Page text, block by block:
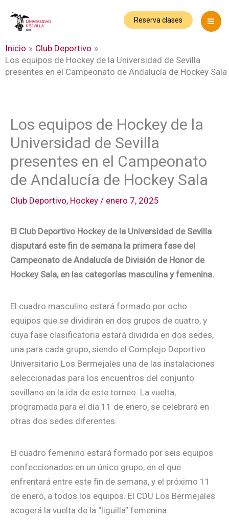
Reserva clases
Inicio
Club Deportivo
Los equipos de Hockey de la Universidad de Sevilla
presentes en el Campeonato de Andalucía de Hockey Sala
Los equipos de Hockey de la
Universidad de Sevilla
presentes en el Campeonato
de Andalucía de Hockey Sala
Club Deportivo, Hockey / enero 7, 2025
El Club Deportivo Hockey de la Universidad de Sevilla
disputará este fin de semana la primera fase del
Campeonato de Andalucía de División de Honor de
Hockey Sala, en las categorías masculina y femenina.
El cuadro masculino estará formado por ocho
equipos que se dividirán en dos grupos de cuatro, y
cuya fase clasificatoria estará dividida en dos sedes,
una para cada grupo, siendo el Complejo Deportivo
Universitario Los Bermejales una de las instalaciones
seleccionadas para los encuentros del conjunto
sevillano en la ida de este torneo. La vuelta,
programada para el día 11 de enero, se celebrará en
otras dos sedes diferentes.
El cuadro femenino estará formado por seis equipos
confeccionados en un único grupo, en el que
enfrentará entre este fin de semana, y el próximo 11
de enero, a todos los equipos. El CDU Los Bermejales
acogerá la vuelta de la “liguilla” femenina.